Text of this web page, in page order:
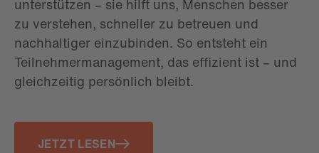
unterstützen – sie hilft uns, Menschen besser
zu verstehen, schneller zu betreuen und
nachhaltiger einzubinden. So entsteht ein
Teilnehmermanagement, das effizient ist – und
gleichzeitig persönlich bleibt.
JETZT LESEN